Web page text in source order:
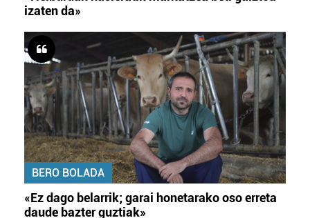
izaten da»
BERO BOLADA
«Ez dago belarrik; garai honetarako oso erreta
daude bazter guztiak»